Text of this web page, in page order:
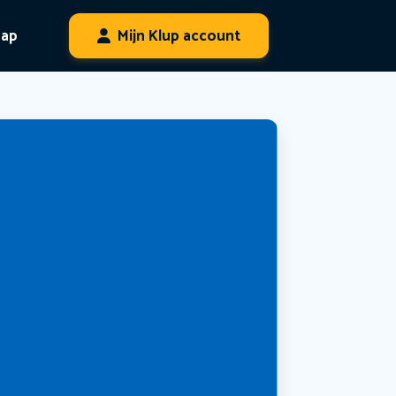
Mijn Klup account